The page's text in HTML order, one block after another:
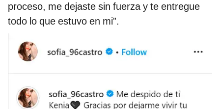
proceso, me dejaste sin fuerza y te entregue
todo lo que estuvo en mi”.